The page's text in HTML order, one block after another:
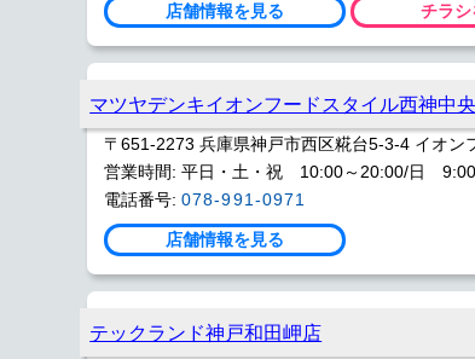
店舗情報を見る チラシ
マツヤデンキイオンフードスタイル西神中
〒651-2273 兵庫県神戸市西区糀台5-3-4 イオン
営業時間: 平日・土・祝 10:00～20:00/日
電話番号: 078-991-0971
店舗情報を見る
テックランド神戸和田岬店